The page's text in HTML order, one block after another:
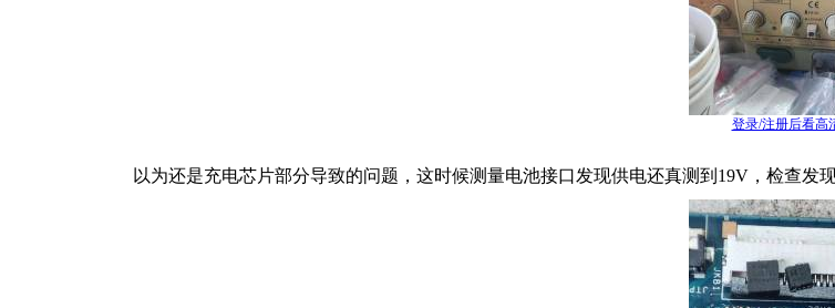
登录/注册后看高
以为还是充电芯片部分导致的问题，这时候测量电池接口发现供电还真测到19V，检查发